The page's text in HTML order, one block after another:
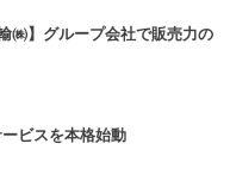
㈱】グループ会社で販売力の
ビスを本格始動